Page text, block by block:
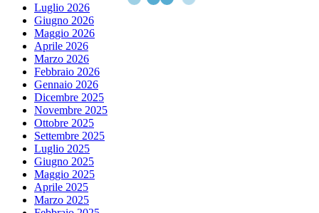
Luglio 2026
Giugno 2026
Maggio 2026
Aprile 2026
Marzo 2026
Febbraio 2026
Gennaio 2026
Dicembre 2025
Novembre 2025
Ottobre 2025
Settembre 2025
Luglio 2025
Giugno 2025
Maggio 2025
Aprile 2025
Marzo 2025